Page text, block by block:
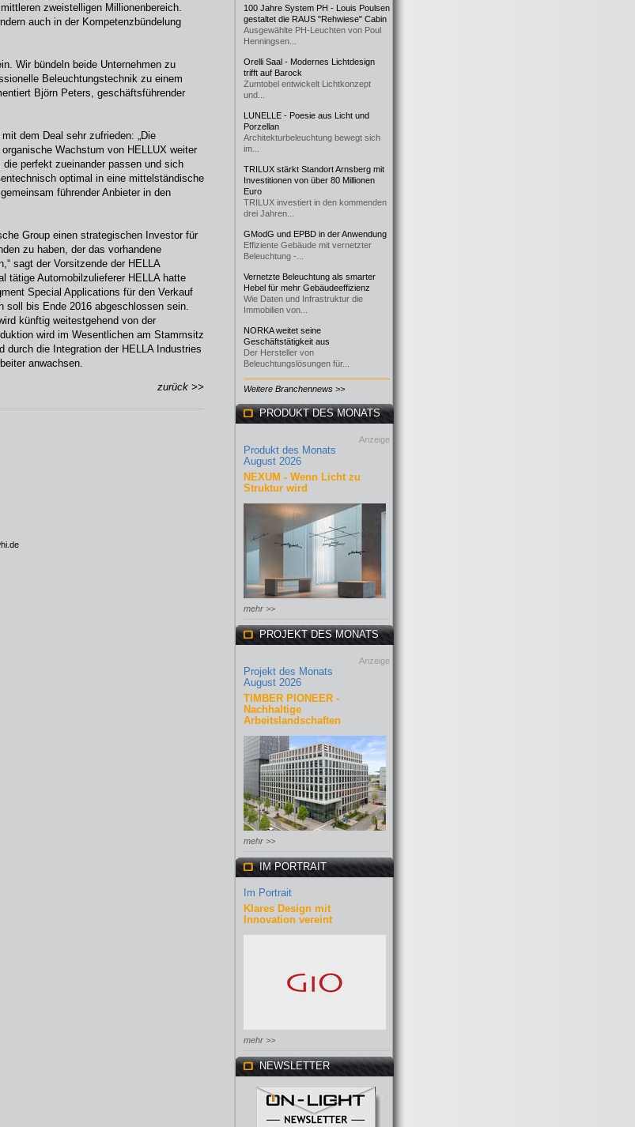
zweistelligen Millionenbereich.
auch in der Kompetenzbündelung
Wir bündeln beide Unternehmen zu
Beleuchtungstechnik zu einem
Björn Peters, geschäftsführender
dem Deal sehr zufrieden: „Die
Wachstum von HELLUX weiter
perfekt zueinander passen und sich
optimal in eine mittelständische
führender Anbieter in den
Group einen strategischen Investor für
zu haben, der das vorhandene
sagt der Vorsitzende der HELLA
tätige Automobilzulieferer HELLA hatte
Special Applications für den Verkauf
soll bis Ende 2016 abgeschlossen sein.
künftig weitestgehend von der
wird im Wesentlichen am Stammsitz
durch die Integration der HELLA Industries
anwachsen.
zurück >>
100 Jahre System PH - Louis Poulsen
gestaltet die RAUS "Rehwiese" Cabin
Ausgewählte PH-Leuchten von Poul
Henningsen...
Orelli Saal - Modernes Lichtdesign
trifft auf Barock
Zumtobel entwickelt Lichtkonzept
und...
LUNELLE - Poesie aus Licht und
Porzellan
Architekturbeleuchtung bewegt sich
im...
TRILUX stärkt Standort Arnsberg mit
Investitionen von über 80 Millionen
Euro
TRILUX investiert in den kommenden
drei Jahren...
GModG und EPBD in der Anwendung
Effiziente Gebäude mit vernetzter
Beleuchtung -...
Vernetzte Beleuchtung als smarter
Hebel für mehr Gebäudeeffizienz
Wie Daten und Infrastruktur die
Immobilien von...
NORKA weitet seine
Geschäftstätigkeit aus
Der Hersteller von
Beleuchtungslösungen für...
Weitere Branchennews >>
PRODUKT DES MONATS
Anzeige
Produkt des Monats
August 2026
NEXUM - Wenn Licht zu
Struktur wird
mehr >>
PROJEKT DES MONATS
Anzeige
Projekt des Monats
August 2026
TIMBER PIONEER -
Nachhaltige
Arbeitslandschaften
mehr >>
IM PORTRAIT
Im Portrait
Klares Design mit
Innovation vereint
mehr >>
NEWSLETTER